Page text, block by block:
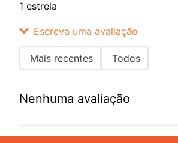
1 estrela
Escreva uma avaliação
Título
Mais recentes Todos
Nenhuma avaliação